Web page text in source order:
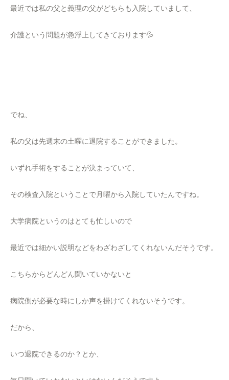
最近では私の父と義理の父がどちらも入院していまして、
介護という問題が急浮上してきております💦
でね、
私の父は先週末の土曜に退院することができました。
いずれ手術をすることが決まっていて、
その検査入院ということで月曜から入院していたんですね。
大学病院というのはとても忙しいので
最近では細かい説明などをわざわざしてくれないんだそうです。
こちらからどんどん聞いていかないと
病院側が必要な時にしか声を掛けてくれないそうです。
だから、
いつ退院できるのか？とか、